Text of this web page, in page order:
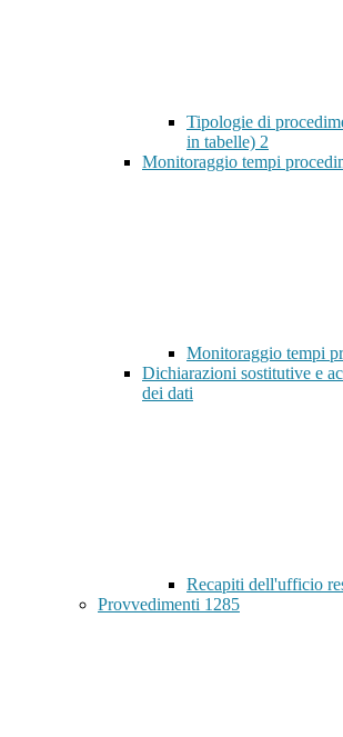
Tipologie di
in tabelle) 2
Monitoraggio tempi
Monitoraggio tempi
Dichiarazioni sostitutive e
dei dati
Recapiti dell'ufficio
Provvedimenti 1285